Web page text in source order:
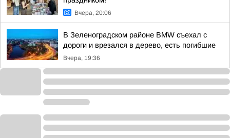
Вчера, 20:06
В Зеленоградском районе BMW съехал с
дороги и врезался в дерево, есть погибшие
Вчера, 19:36